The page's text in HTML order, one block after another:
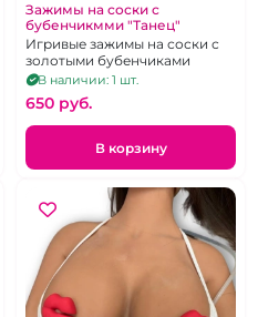
Зажимы на соски с
бубенчикмми "Танец"
Игривые зажимы на соски с
золотыми бубенчиками
В наличии: 1 шт.
650 pуб.
В корзину